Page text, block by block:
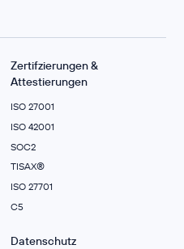
Zertifzierungen &
Attestierungen
ISO 27001
ISO 42001
SOC2
TISAX®
ISO 27701
C5
Datenschutz